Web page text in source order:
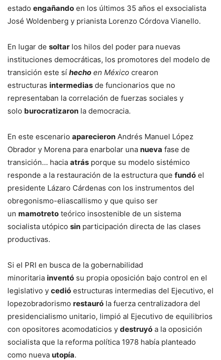
estado engañando en los últimos 35 años el exsocialista
José Woldenberg y prianista Lorenzo Córdova Vianello.
En lugar de soltar los hilos del poder para nuevas
instituciones democráticas, los promotores del modelo de
transición este sí hecho en México crearon
estructuras intermedias de funcionarios que no
representaban la correlación de fuerzas sociales y
solo burocratizaron la democracia.
En este escenario aparecieron Andrés Manuel López
Obrador y Morena para enarbolar una nueva fase de
transición… hacia atrás porque su modelo sistémico
responde a la restauración de la estructura que fundó el
presidente Lázaro Cárdenas con los instrumentos del
obregonismo-eliascallismo y que quiso ser
un mamotreto teórico insostenible de un sistema
socialista utópico sin participación directa de las clases
productivas.
Si el PRI en busca de la gobernabilidad
minoritaria inventó su propia oposición bajo control en el
legislativo y cedió estructuras intermedias del Ejecutivo, el
lopezobradorismo restauró la fuerza centralizadora del
presidencialismo unitario, limpió al Ejecutivo de equilibrios
con opositores acomodaticios y destruyó a la oposición
socialista que la reforma política 1978 había planteado
como nueva utopía.